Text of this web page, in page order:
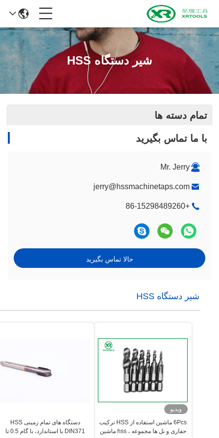
شیر دستگاه HSS
تمام دسته ها
با ما تماس بگیرید
Mr. Jerry
jerry@hssmachinetaps.com
+86-15298489260
حالا تماس بگیرید
شیر دستگاه HSS
ویدیو
6Pcs ماشین استفاده از HSS ترکیب
حفاری و نل ها مجموعه ، hss ماشین
دستگاه های تمام زمینی HSS
DIN371 با استاندارد، با گام 0.5 تا